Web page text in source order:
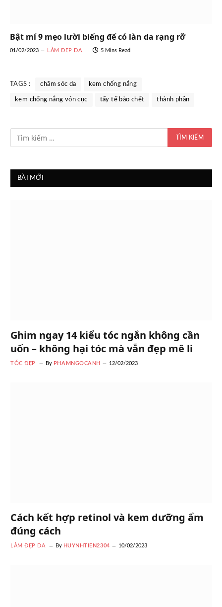
Bật mí 9 mẹo lười biếng để có làn da rạng rỡ
01/02/2023 LÀM ĐẸP DA 5 Mins Read
TAGS : chăm sóc da kem chống nắng
kem chống nắng vón cục tẩy tế bào chết thành phần
BÀI MỚI
Ghim ngay 14 kiểu tóc ngắn không cần
uốn – không hại tóc mà vẫn đẹp mê li
TÓC ĐẸP By PHAMNGOCANH 12/02/2023
Cách kết hợp retinol và kem dưỡng ẩm
đúng cách
LÀM ĐẸP DA By HUYNHTIEN2304 10/02/2023